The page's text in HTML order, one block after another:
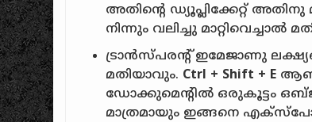
അതിന്റെ ഡ്യൂപ്ലിക്കേറ്റ്
നിന്നും വലിച്ചു മാറ്റിവെച്ചാൽ
ട്രാൻസ്പരന്റ് ഇമേജാണു
മതിയാവും. Ctrl + Shift + E ആണ്
ഡോക്കുമെന്റിൽ ഒരുകൂട്ടം
മാത്രമായും ഇങ്ങനെ